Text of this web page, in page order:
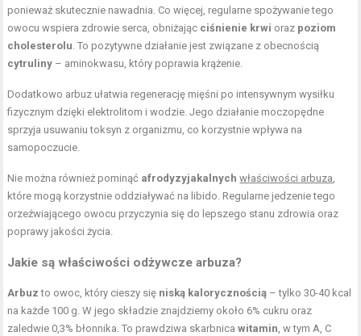
ponieważ skutecznie nawadnia. Co więcej, regularne spożywanie tego
owocu wspiera zdrowie serca, obniżając ciśnienie krwi oraz poziom
cholesterolu. To pozytywne działanie jest związane z obecnością
cytruliny – aminokwasu, który poprawia krążenie.
Dodatkowo arbuz ułatwia regenerację mięśni po intensywnym wysiłku
fizycznym dzięki elektrolitom i wodzie. Jego działanie moczopędne
sprzyja usuwaniu toksyn z organizmu, co korzystnie wpływa na
samopoczucie.
Nie można również pominąć afrodyzyjakalnych właściwości arbuza,
które mogą korzystnie oddziaływać na libido. Regularne jedzenie tego
orzeźwiającego owocu przyczynia się do lepszego stanu zdrowia oraz
poprawy jakości życia.
Jakie są właściwości odżywcze arbuza?
Arbuz to owoc, który cieszy się niską kalorycznością – tylko 30-40 kcal
na każde 100 g. W jego składzie znajdziemy około 6% cukru oraz
zaledwie 0,3% błonnika. To prawdziwa skarbnicawitamin, w tym A, C